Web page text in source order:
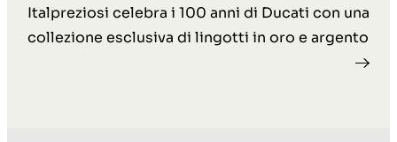
Italpreziosi celebra i 100 anni di Ducati con una
collezione esclusiva di lingotti in oro e argento